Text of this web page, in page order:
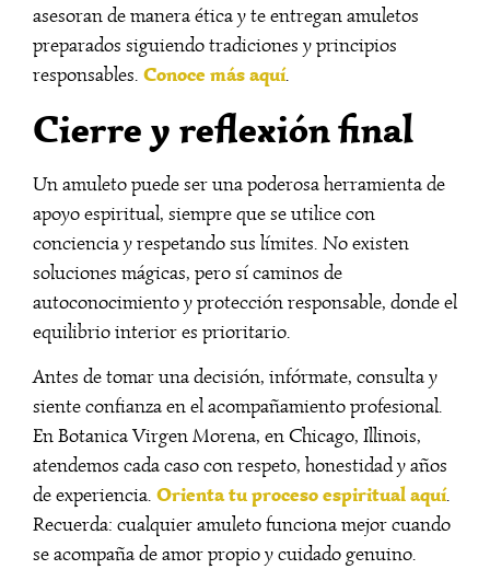
asesoran de manera ética y te entregan amuletos
preparados siguiendo tradiciones y principios
responsables. Conoce más aquí.
Cierre y reflexión final
Un amuleto puede ser una poderosa herramienta de
apoyo espiritual, siempre que se utilice con
conciencia y respetando sus límites. No existen
soluciones mágicas, pero sí caminos de
autoconocimiento y protección responsable, donde el
equilibrio interior es prioritario.
Antes de tomar una decisión, infórmate, consulta y
siente confianza en el acompañamiento profesional.
En Botanica Virgen Morena, en Chicago, Illinois,
atendemos cada caso con respeto, honestidad y años
de experiencia. Orienta tu proceso espiritual aquí.
Recuerda: cualquier amuleto funciona mejor cuando
se acompaña de amor propio y cuidado genuino.